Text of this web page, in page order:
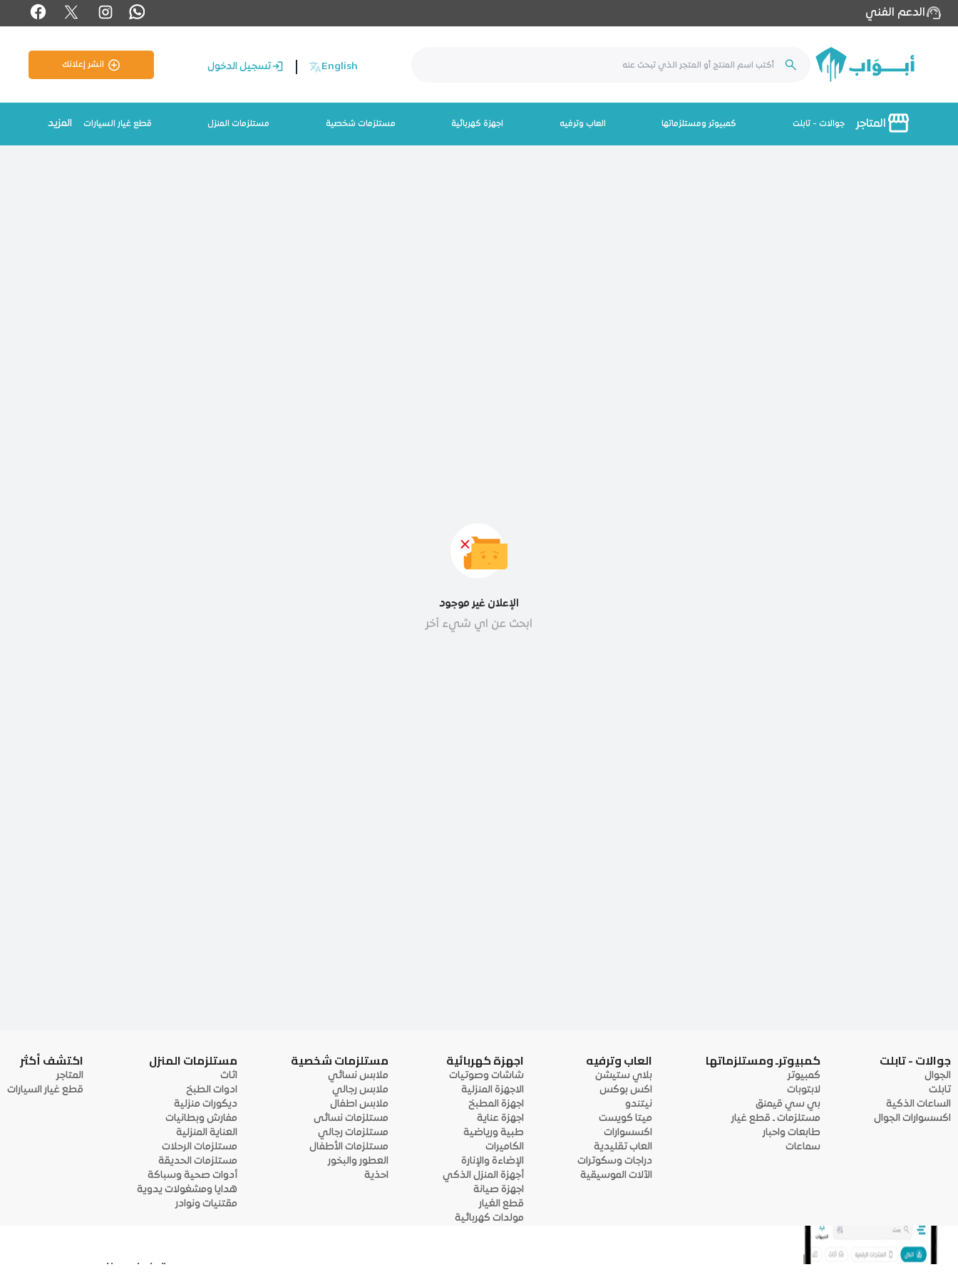
الدعم الفني
English تسجيل الدخول انشر إعلانك
المتاجر جوالات - تابلت كمبيوتر ومستلزماتها العاب وترفيه اجهزة كهربائية مستلزمات شخصية مستلزمات المنزل قطع غيار السيارات المزيد
الإعلان غير موجود
ابحث عن اي شيء أخر
جوالات - تابلت
الجوال
تابلت
الساعات الذكية
اكسسوارات الجوال
كمبيوترـ ومستلزماتها
كمبيوتر
لابتوبات
بي سي قيمنق
مستلزمات ـ قطع غيار
طابعات واحبار
سماعات
العاب وترفيه
بلاي ستيشن
اكس بوكس
نيتندو
ميتا كويست
اكسسوارات
العاب تقليدية
دراجات وسكوترات
الآلات الموسيقية
اجهزة كهربائية
شاشات وصوتيات
الاجهزة المنزلية
اجهزة المطبخ
اجهزة عناية
طبية ورياضية
الكاميرات
الإضاءة والإنارة
أجهزة المنزل الذكي
اجهزة صيانة
قطع الغيار
مولدات كهربائية
مستلزمات شخصية
ملابس نسائي
ملابس رجالي
ملابس اطفال
مستلزمات نسائى
مستلزمات رجالي
مستلزمات الأطفال
العطور والبخور
احذية
مستلزمات المنزل
اثاث
ادوات الطبخ
ديكورات منزلية
مفارش وبطانيات
العناية المنزلية
مستلزمات الرحلات
مستلزمات الحديقة
أدوات صحية وسباكة
هدايا ومشغولات يدوية
مقتنيات ونوادر
اكتشف أكثر
المتاجر
قطع غيار السيارات
تواصل معنا